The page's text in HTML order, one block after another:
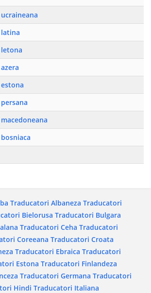
Traducatori Albaneza Traducatori
Bielorusa Traducatori Bulgara
Traducatori Ceha Traducatori
Coreeana Traducatori Croata
Traducatori Ebraica Traducatori
Estona Traducatori Finlandeza
Traducatori Germana Traducatori
Hindi Traducatori Italiana